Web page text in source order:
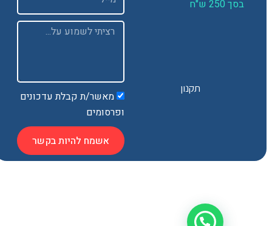
Message
מאשר/ת קבלת עדכונים
ופרסומים
אשמח להיות בקשר